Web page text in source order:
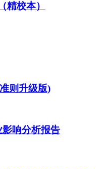
精校本）
则升级版)
响分析报告